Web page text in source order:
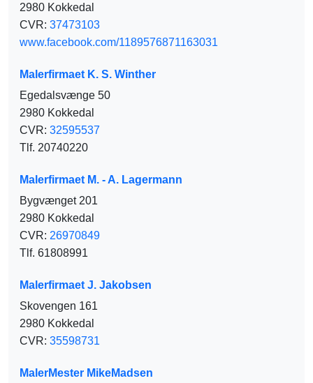
2980 Kokkedal
CVR: 37473103
www.facebook.com/1189576871163031
Malerfirmaet K. S. Winther
Egedalsvænge 50
2980 Kokkedal
CVR: 32595537
Tlf. 20740220
Malerfirmaet M. - A. Lagermann
Bygvænget 201
2980 Kokkedal
CVR: 26970849
Tlf. 61808991
Malerfirmaet J. Jakobsen
Skovengen 161
2980 Kokkedal
CVR: 35598731
MalerMester MikeMadsen